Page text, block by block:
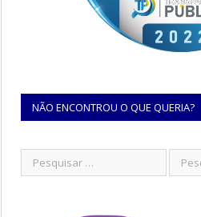
NÃO ENCONTROU O QUE QUERIA?